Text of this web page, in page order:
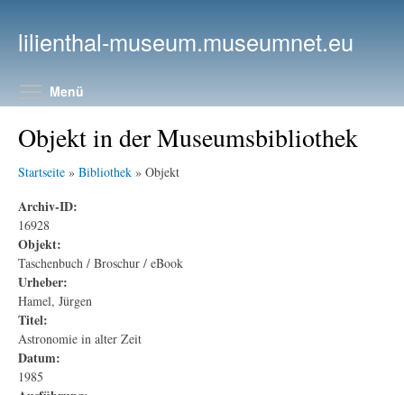
lilienthal-museum.museumnet.eu
Menü
Objekt in der Museumsbibliothek
Startseite » Bibliothek » Objekt
Archiv-ID:
16928
Objekt:
Taschenbuch / Broschur / eBook
Urheber:
Hamel, Jürgen
Titel:
Astronomie in alter Zeit
Datum:
1985